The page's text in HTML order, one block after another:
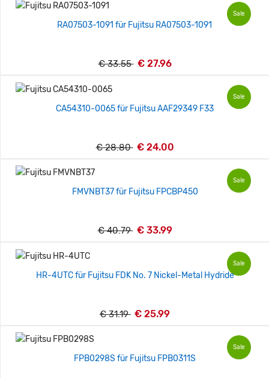
Sale
RA07503-1091 für Fujitsu RA07503-1091
€ 33.55 € 27.96
Sale
CA54310-0065 für Fujitsu AAF29349 F33
€ 28.80 € 24.00
Sale
FMVNBT37 für Fujitsu FPCBP450
€ 40.79 € 33.99
Sale
HR-4UTC für Fujitsu FDK No. 7 Nickel-Metal Hydride
€ 31.19 € 25.99
Sale
FPB0298S für Fujitsu FPB0311S